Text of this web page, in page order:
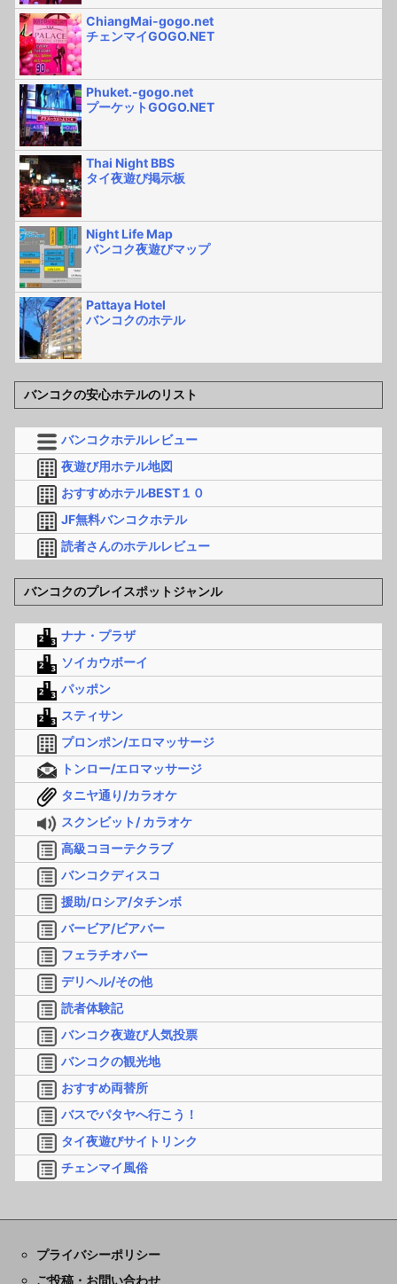
ChiangMai-gogo.net
チェンマイGOGO.NET
Phuket.-gogo.net
プーケットGOGO.NET
Thai Night BBS
タイ夜遊び掲示板
Night Life Map
バンコク夜遊びマップ
Pattaya Hotel
バンコクのホテル
バンコクの安心ホテルのリスト
バンコクホテルレビュー
夜遊び用ホテル地図
おすすめホテルBEST１０
JF無料バンコクホテル
読者さんのホテルレビュー
バンコクのプレイスポットジャンル
ナナ・プラザ
ソイカウボーイ
パッポン
スティサン
プロンポン/エロマッサージ
トンロー/エロマッサージ
タニヤ通り/カラオケ
スクンビット/ カラオケ
高級コヨーテクラブ
バンコクディスコ
援助/ロシア/タチンボ
バービア/ビアバー
フェラチオバー
デリヘル/その他
読者体験記
バンコク夜遊び人気投票
バンコクの観光地
おすすめ両替所
バスでパタヤへ行こう！
タイ夜遊びサイトリンク
チェンマイ風俗
プライバシーポリシー
ご投稿・お問い合わせ